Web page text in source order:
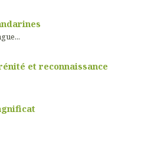
et reconnaissance